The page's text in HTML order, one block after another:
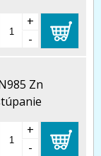
+
-
Zn
+
-